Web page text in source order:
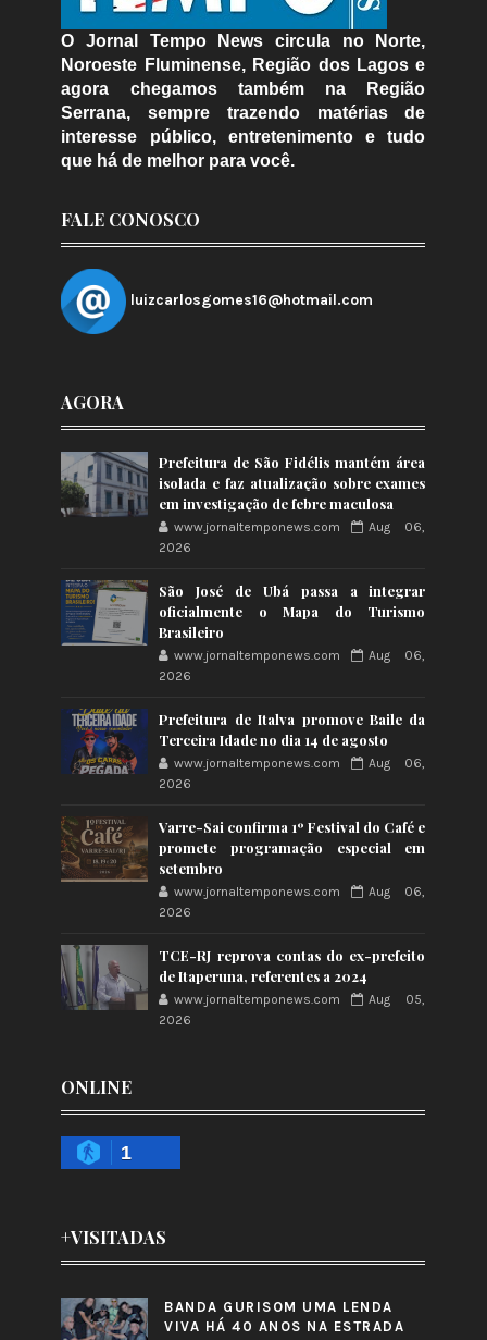
O Jornal Tempo News circula no Norte,
Noroeste Fluminense, Região dos Lagos e
agora chegamos também na Região
Serrana, sempre trazendo matérias de
interesse público, entretenimento e tudo
que há de melhor para você.
FALE CONOSCO
luizcarlosgomes16@hotmail.com
AGORA
Prefeitura de São Fidélis mantém área
isolada e faz atualização sobre exames
em investigação de febre maculosa
www.jornaltemponews.com
Aug 06,
2026
São José de Ubá passa a integrar
oficialmente o Mapa do Turismo
Brasileiro
www.jornaltemponews.com
Aug 06,
2026
Prefeitura de Italva promove Baile da
Terceira Idade no dia 14 de agosto
www.jornaltemponews.com
Aug 06,
2026
Varre-Sai confirma 1º Festival do Café e
promete programação especial em
setembro
www.jornaltemponews.com
Aug 06,
2026
TCE-RJ reprova contas do ex-prefeito
de Itaperuna, referentes a 2024
www.jornaltemponews.com
Aug 05,
2026
ONLINE
1
+VISITADAS
BANDA GURISOM UMA LENDA
VIVA HÁ 40 ANOS NA ESTRADA